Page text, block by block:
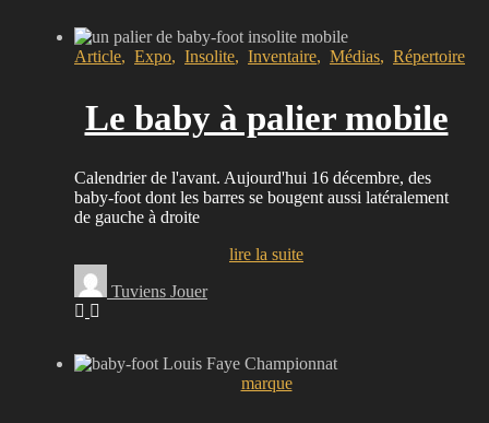
Article, Expo, Insolite, Inventaire, Médias, Répertoire
Le baby à palier mobile
Calendrier de l'avant. Aujourd'hui 16 décembre, des
baby-foot dont les barres se bougent aussi latéralement
de gauche à droite
lire la suite
Tuviens Jouer
marque